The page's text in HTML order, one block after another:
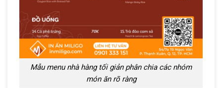
Mẫu menu nhà hàng tối giản phân chia các nhóm
món ăn rõ ràng